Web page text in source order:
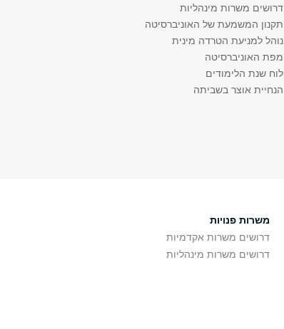
דרושים משרות מינהליות
תקנון המשמעת של האוניברסיטה
נוהל למניעת הטרדה מינית
מפת האוניברסיטה
לוח שנת הלימודים
הנחיית אוצר בשביתה
משרות פנויות
דרושים משרות אקדמיות
דרושים משרות מינהליות